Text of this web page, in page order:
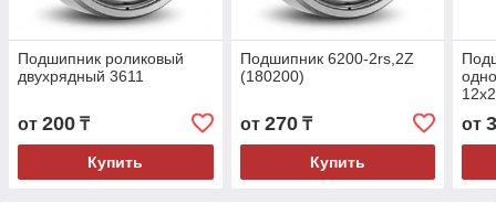
Подшипник роликовый
двухрядный 3611
от 200 ₸
Купить
Подшипник 6200-2rs,2Z
(180200)
от 270₸
Купить
от